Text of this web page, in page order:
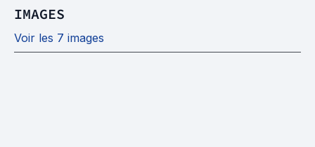
IMAGES
Voir les 7 images